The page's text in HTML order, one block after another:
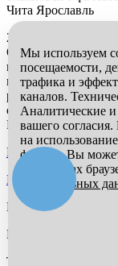
Чита Ярославль
2026 © Компания
Обращаем Ваше
носит
каких условиях
размещенные на
определяемой
РФ.
Политика
Пользовательское
Мы в социальных
Компания
Телефон:
Мы используем
посещаемости,
трафика и
каналов.
Аналитические
вашего
на
файлов. Вы
настройках
персональных